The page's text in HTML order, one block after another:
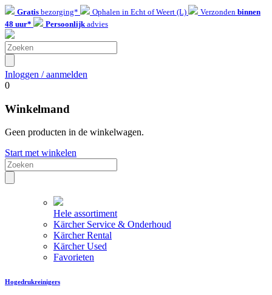
Gratis bezorging* Ophalen in Echt of Weert (L) Verzonden binnen
48 uur*
Persoonlijkadvies
Inloggen / aanmelden
0
Winkelmand
Geen producten in de winkelwagen.
Start met winkelen
Hele assortiment
Kärcher Service & Onderhoud
Kärcher Rental
Kärcher Used
Favorieten
Hogedrukreinigers